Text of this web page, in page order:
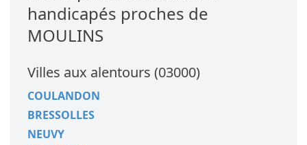
handicapés proches de
MOULINS
Villes aux alentours (03000)
COULANDON
BRESSOLLES
NEUVY